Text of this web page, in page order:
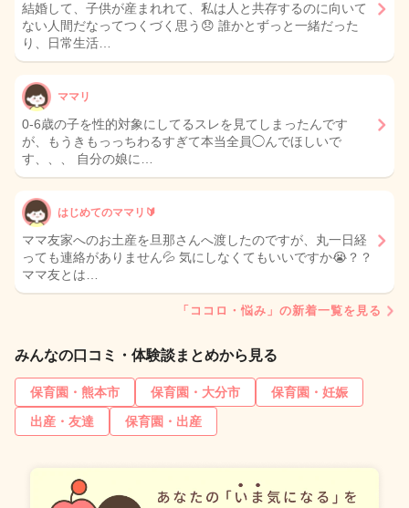
結婚して、子供が産まれれて、私は人と共存するのに向いて
ない人間だなってつくづく思う😞 誰かとずっと一緒だった
り、日常生活…
ママリ
0-6歳の子を性的対象にしてるスレを見てしまったんです
が、もうきもっっちわるすぎて本当全員◯んでほしいで
す、、、 自分の娘に…
はじめてのママリ🔰
ママ友家へのお土産を旦那さんへ渡したのですが、丸一日経
っても連絡がありません💦 気にしなくてもいいですか😭？？
ママ友とは…
「ココロ・悩み」の新着一覧を見る
みんなの口コミ・体験談まとめから見る
保育園・熊本市 保育園・大分市
保育園・妊娠
出産・友達
保育園・出産